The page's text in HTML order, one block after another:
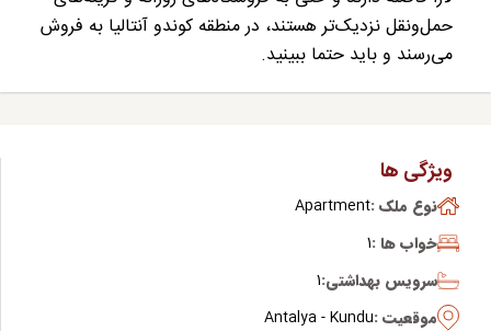
حمل‌ونقل نزدیک‌تر هستند، در منطقه کوندو آنتالیا به فروش
می‌رسند و باید حتما ببینید.
ویژگی ها
نوع ملک :Apartment
خواب ها :1
سرویس بهداشتی:1
موقعیت :Antalya - Kundu